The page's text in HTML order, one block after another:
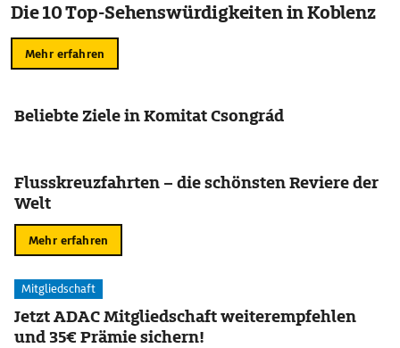
Die 10 Top-Sehenswürdigkeiten in Koblenz
Mehr erfahren
Beliebte Ziele in Komitat Csongrád
Flusskreuzfahrten – die schönsten Reviere der
Welt
Mehr erfahren
Mitgliedschaft
Jetzt ADAC Mitgliedschaft weiterempfehlen
und 35€ Prämie sichern!